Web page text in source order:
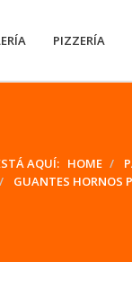
PIZZERÍA
AQUÍ: HOME
GUANTES HORNOS